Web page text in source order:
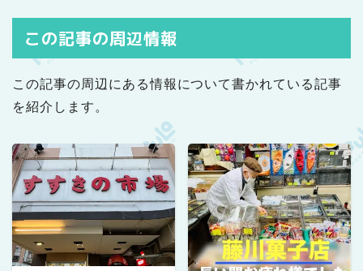
この記事の周辺情報
この記事の周辺にある情報について書かれている記事
を紹介します。